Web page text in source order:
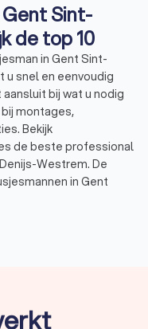
Sint-
de top 10
in Gent Sint-
u snel en eenvoudig
bij wat u nodig
montages,
Bekijk
de beste professional
Westrem. De
in Gent
pakt allerlei